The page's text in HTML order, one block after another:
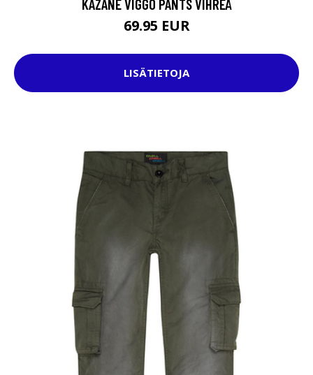
KAZANE VIGGO PANTS VIHREÄ
69.95 EUR
LISÄTIETOJA